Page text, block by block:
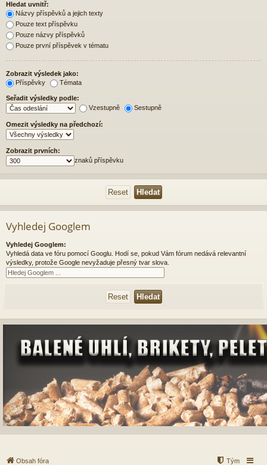
Hledat uvnitř:
Názvy příspěvků a jejich texty
Pouze text příspěvku
Pouze názvy příspěvků
Pouze první příspěvek v tématu
Zobrazit výsledek jako:
Příspěvky
Témata
Seřadit výsledky podle:
Vzestupně
Sestupně
Omezit výsledky na předchozí:
Zobrazit prvních:
znaků příspěvku
Vyhledej Googlem
Vyhledej Googlem:
Vyhledá data ve fóru pomocí Googlu. Hodí se, pokud Vám fórum nedává relevantní
výsledky, protože Google nevyžaduje přesný tvar slova.
Obsah fóra Tým